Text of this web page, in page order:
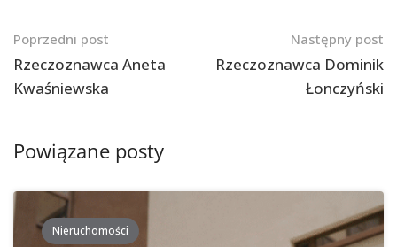
Nawigacja
po
postach
Poprzedni post
Rzeczoznawca Aneta
Kwaśniewska
Następny post
Rzeczoznawca Dominik
Łonczyński
Powiązane posty
Nieruchomości